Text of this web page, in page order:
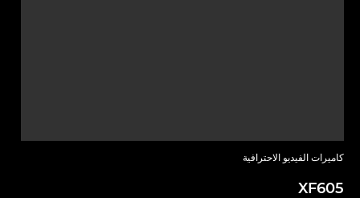
كاميرات الفيديو الاحترافية
XF605